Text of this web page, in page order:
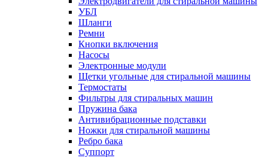
УБЛ
Шланги
Ремни
Кнопки включения
Насосы
Электронные модули
Щетки угольные для стиральной машины
Термостаты
Фильтры для стиральных машин
Пружина бака
Антивибрационные подставки
Ножки для стиральной машины
Ребро бака
Суппорт